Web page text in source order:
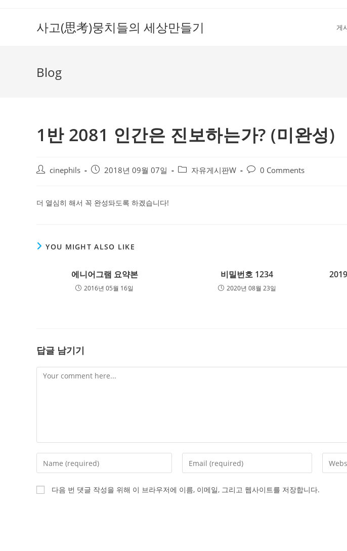
사고(思考)뭉치들의 세상만들기 게
Blog
1반 2081 인간은 진보하는가? (미완성)
Post cinephils
Post 2018년 09월 07일
Post 자유게시판W
Post0 Comments
더 열심히 해서 꼭 완성돠도록 하겠습니다!
YOU MIGHT ALSO LIKE
에니어그램 요약본
2016년 05월 16일
비밀번호 1234
2020년 08월 23일
답글 남기기
Comment
Enter
your
name
or
Enter
your
address
Enter
your
다음 번 댓글 작성을 위해 이 브라우저에 이름, 이메일, 그리고 웹사이트를 저장합니다.